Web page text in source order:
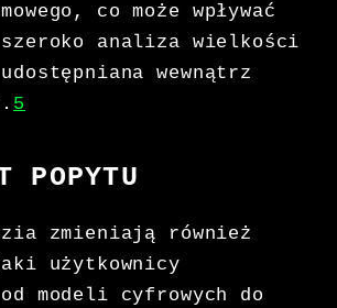
co może wpływać
analiza wielkości
wewnątrz
5
POPYTU
zmieniają również
użytkownicy
modeli cyfrowych do